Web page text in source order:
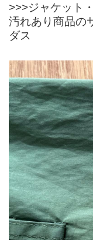
>>>ジャケット
汚れあり商品の
ダス